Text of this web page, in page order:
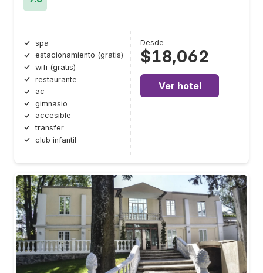
spa
estacionamiento (gratis)
wifi (gratis)
restaurante
ac
gimnasio
accesible
transfer
club infantil
Desde
$18,062
Ver hotel